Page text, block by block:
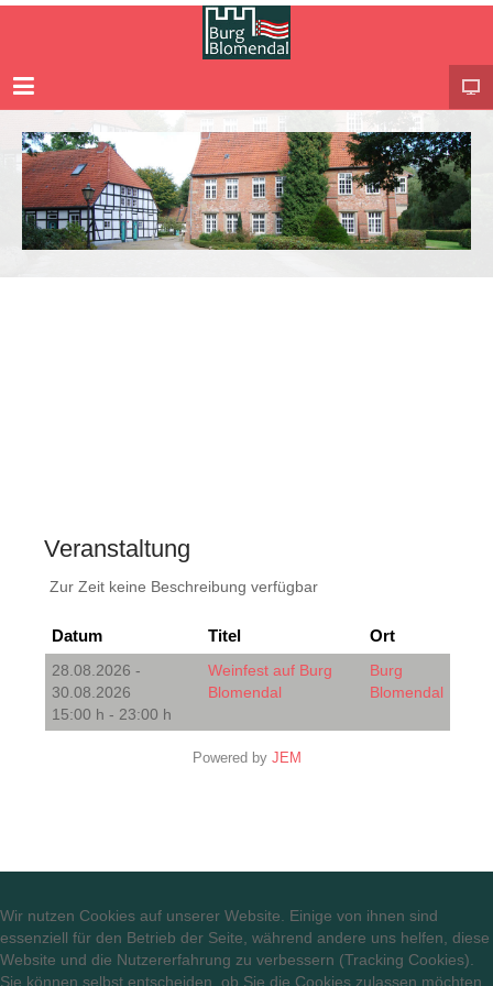
Veranstaltung
Zur Zeit keine Beschreibung verfügbar
Datum Titel Ort
28.08.2026 -
30.08.2026
15:00 h - 23:00 h
Weinfest auf Burg
Blomendal
Burg
Blomendal
Powered by JEM
Wir nutzen Cookies auf unserer Website. Einige von ihnen sind
essenziell für den Betrieb der Seite, während andere uns helfen, diese
Website und die Nutzererfahrung zu verbessern (Tracking Cookies).
Sie können selbst entscheiden, ob Sie die Cookies zulassen möchten.